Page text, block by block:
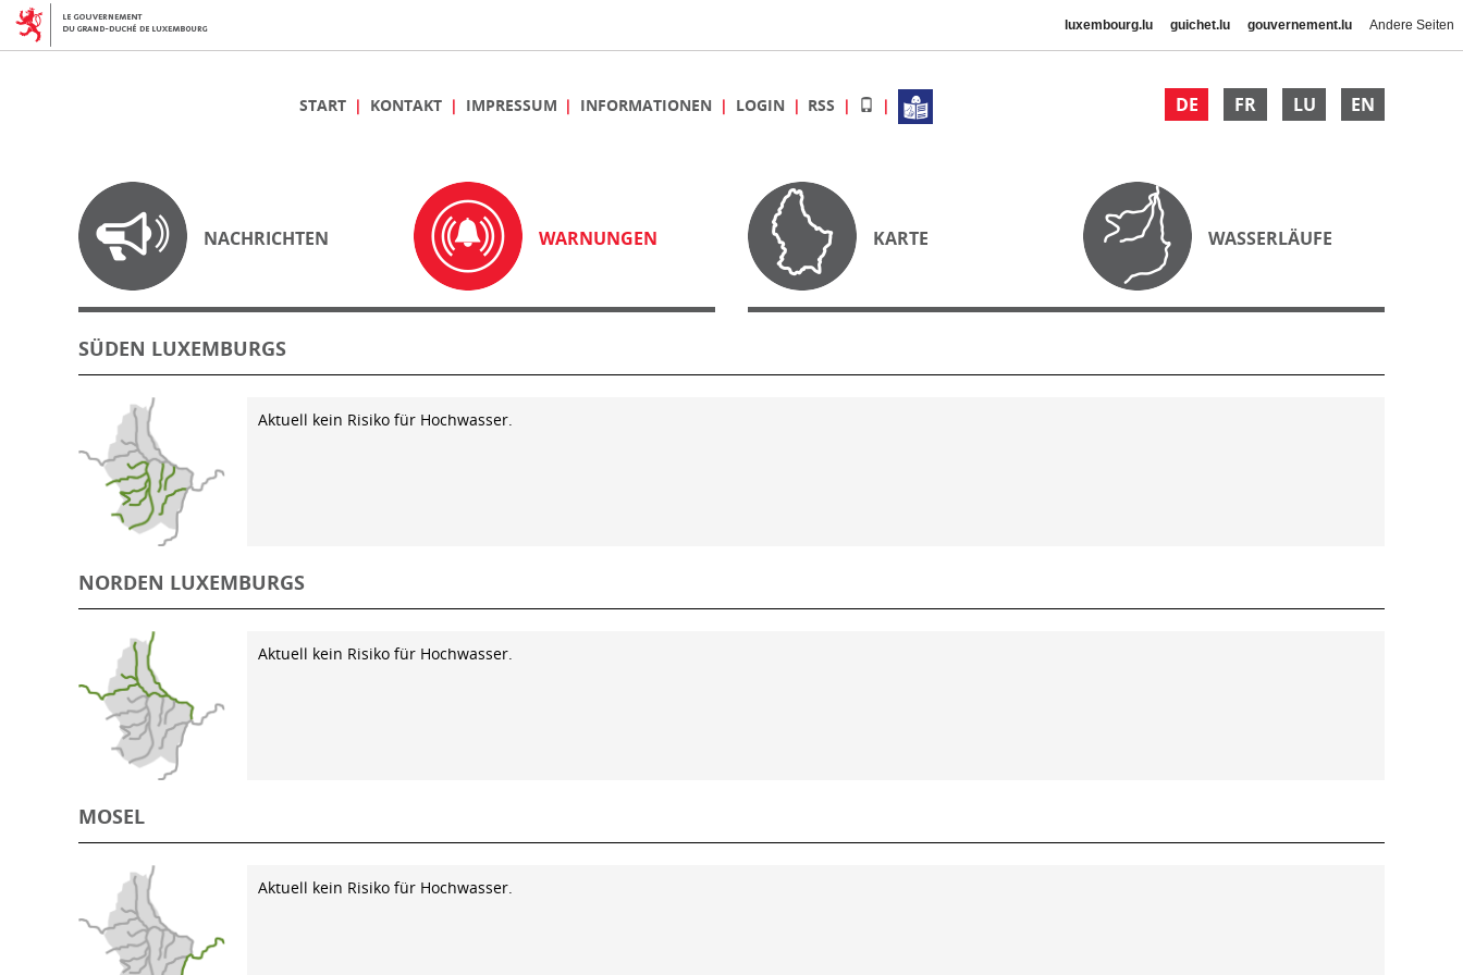
luxembourg.lu guichet.lu gouvernement.lu Andere Seiten
DE FR LU EN
START KONTAKT IMPRESSUM INFORMATIONEN LOGIN RSS
NACHRICHTEN WARNUNGEN KARTE WASSERLÄUFE
SÜDEN LUXEMBURGS
Aktuell kein Risiko für Hochwasser.
NORDEN LUXEMBURGS
Aktuell kein Risiko für Hochwasser.
MOSEL
Aktuell kein Risiko für Hochwasser.